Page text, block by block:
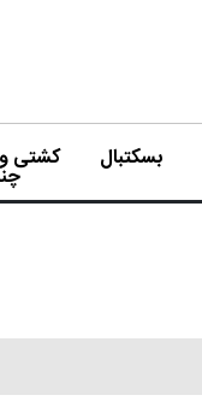
بسکتبال کشتی و